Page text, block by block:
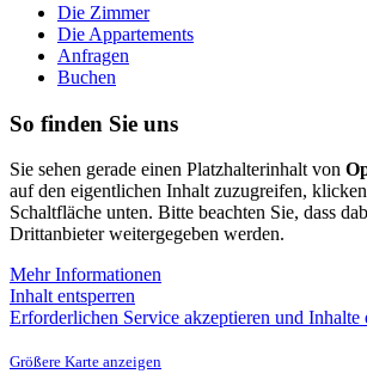
Die Zimmer
Die Appartements
Anfragen
Buchen
So finden Sie uns
Sie sehen gerade einen Platzhalterinhalt von
auf den eigentlichen Inhalt zuzugreifen,
Schaltfläche unten. Bitte beachten Sie, dass
Drittanbieter weitergegeben werden.
Mehr Informationen
Inhalt entsperren
Erforderlichen Service akzeptieren und Inhalte
Größere Karte anzeigen